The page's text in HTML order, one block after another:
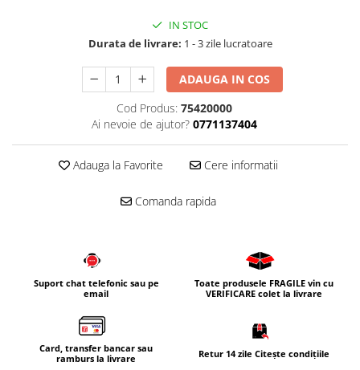
Rame instalare
Seturi de mobilier si lavoar
Oglinzi cu iluminare
Mobilier Lavoar baie
Dulapuri de baie
Accesorii pentru mobila
Baterii baie
IN STOC
Durata de livrare: 1 - 3 zile lucratoare
ADAUGA IN COS
Cod Produs: 75420000
Ai nevoie de ajutor? 0771137404
Adauga la Favorite Cere informatii
Comanda rapida
Suport chat telefonic sau pe
email
Toate produsele FRAGILE vin cu
VERIFICARE colet la livrare
Card, transfer bancar sau
ramburs la livrare
Retur 14 zile Citește condițiile